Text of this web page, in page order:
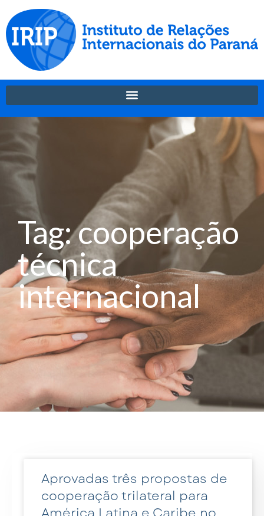
Tag: cooperação
técnica
internacional
Aprovadas três propostas de
cooperação trilateral para